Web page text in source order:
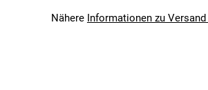
Nähere Informationen zu